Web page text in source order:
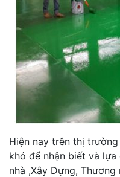
Hiện nay trên thị
khó để nhận biết và
nhà ,Xây Dựng,